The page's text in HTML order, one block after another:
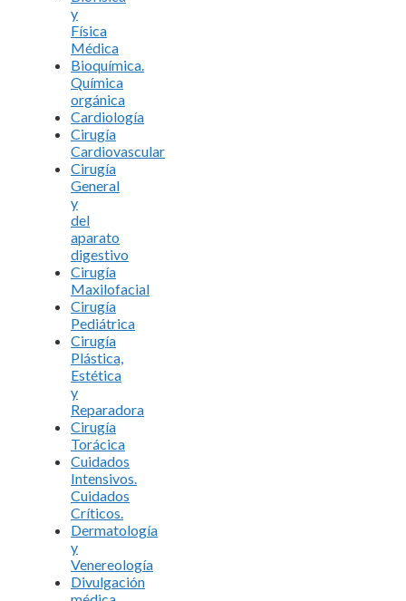
y
Física
Médica
Bioquímica.
Química
orgánica
Cardiología
Cirugía
Cardiovascular
Cirugía
General
y
del
aparato
digestivo
Cirugía
Maxilofacial
Cirugía
Pediátrica
Cirugía
Plástica,
Estética
y
Reparadora
Cirugía
Torácica
Cuidados
Intensivos.
Cuidados
Críticos.
Dermatología
y
Venereología
Divulgación